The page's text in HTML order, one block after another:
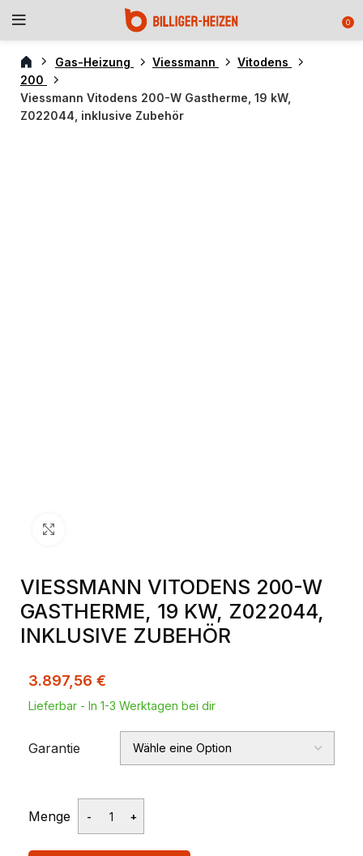
0
Gas-Heizung Viessmann
Vitodens
200
Viessmann Vitodens 200-W Gastherme, 19 kW,
Z022044, inklusive Zubehör
VIESSMANN VITODENS 200-W
GASTHERME, 19 KW, Z022044,
INKLUSIVE ZUBEHÖR
3.897,56 €
Lieferbar - In 1-3 Werktagen bei dir
Garantie
Menge